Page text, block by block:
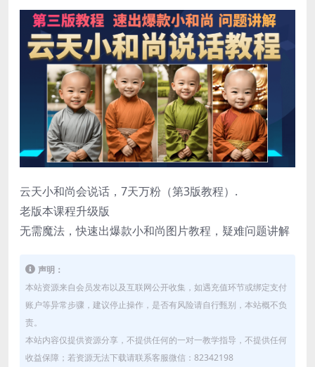
云天小和尚会说话，7天万粉（第3版教程）.
老版本课程升级版
无需魔法，快速出爆款小和尚图片教程，疑难问题讲解
声明：
本站资源来自会员发布以及互联网公开收集，如遇充值环节或绑定支付
账户等异常步骤，建议停止操作，是否有风险请自行甄别，本站概不负
责。
本站内容仅提供资源分享，不提供任何的一对一教学指导，不提供任何
收益保障；若资源无法下载请联系客服微信：82342198